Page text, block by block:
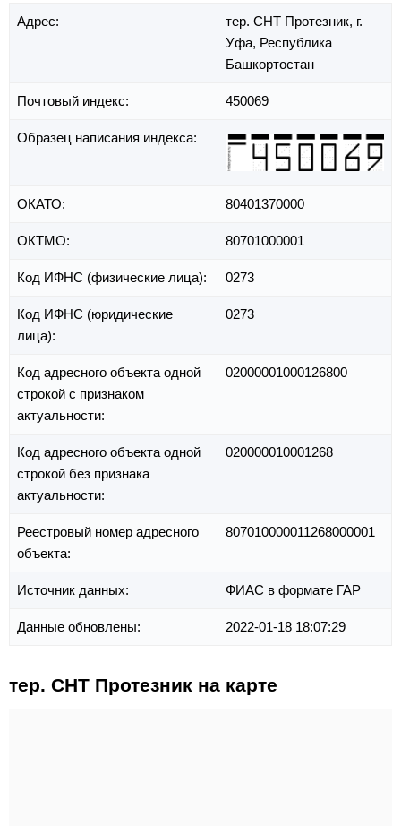
Адрес: тер. СНТ Протезник, г.
Уфа, Республика
Башкортостан
Почтовый индекс: 450069
Образец написания индекса:
ОКАТО: 80401370000
ОКТМО: 80701000001
Код ИФНС (физические лица): 0273
Код ИФНС (юридические
лица):
0273
Код адресного объекта одной
строкой с признаком
актуальности:
02000001000126800
Код адресного объекта одной
строкой без признака
актуальности:
020000010001268
Реестровый номер адресного
объекта:
807010000011268000001
Источник данных: ФИАС в формате ГАР
Данные обновлены: 2022-01-18 18:07:29
тер. СНТ Протезник на карте